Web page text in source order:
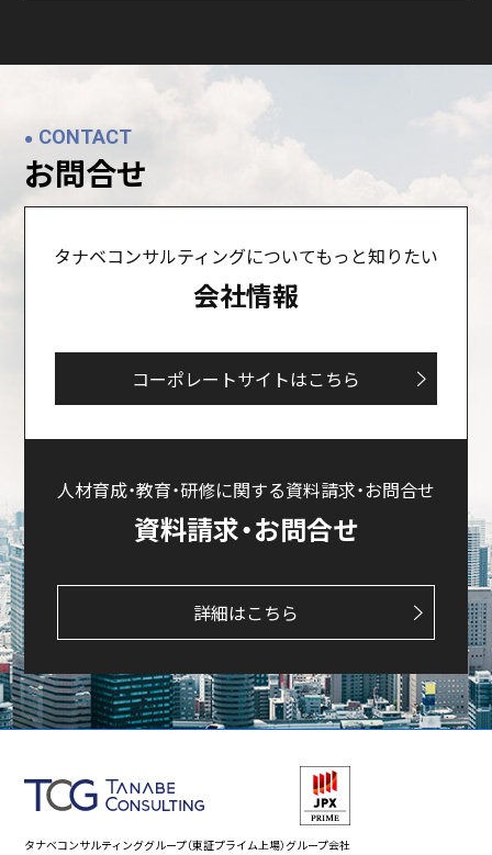
CONTACT
お問合せ
タナベコンサルティングについてもっと知りたい
会社情報
コーポレートサイトはこちら
人材育成・教育・研修に関する資料請求・お問合せ
資料請求・お問合せ
詳細はこちら
タナベコンサルティンググループ（東証プライム上場）グループ会社